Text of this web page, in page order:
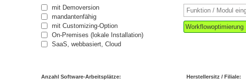
mit Demoversion
mandantenfähig
mit Customizing-Option
On-Premises (lokale Installation)
SaaS, webbasiert, Cloud
Workflowoptimierung
Anzahl Software-Arbeitsplätze: Herstellersitz / Filiale: